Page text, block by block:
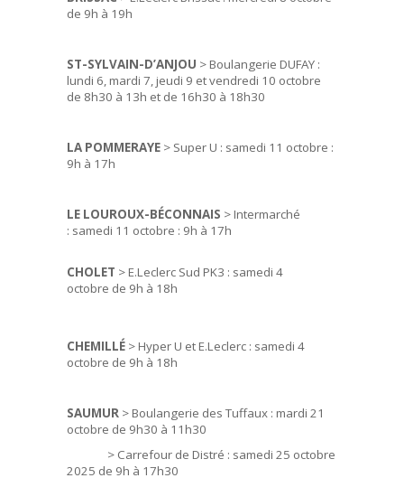
de 9h à 19h
ST-SYLVAIN-D’ANJOU > Boulangerie DUFAY :
lundi 6, mardi 7, jeudi 9 et vendredi 10 octobre
de 8h30 à 13h et de 16h30 à 18h30
LA POMMERAYE > Super U : samedi 11 octobre :
9h à 17h
LE LOUROUX-BÉCONNAIS > Intermarché
: samedi 11 octobre : 9h à 17h
CHOLET > E.Leclerc Sud PK3 : samedi 4
octobre de 9h à 18h
CHEMILLÉ > Hyper U et E.Leclerc : samedi 4
octobre de 9h à 18h
SAUMUR > Boulangerie des Tuffaux : mardi 21
octobre de 9h30 à 11h30
> Carrefour de Distré : samedi 25 octobre
2025 de 9h à 17h30